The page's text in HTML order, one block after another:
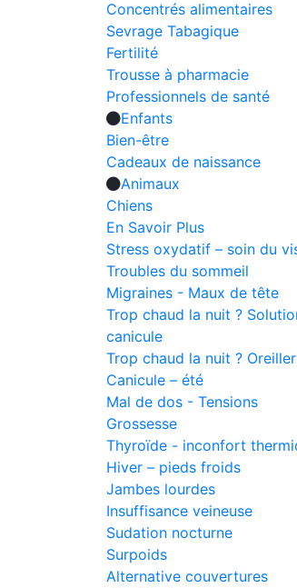
Concentrés alimentaires
Sevrage Tabagique
Fertilité
Trousse à pharmacie
Professionnels de santé
Enfants
Bien-être
Cadeaux de naissance
Animaux
Chiens
En Savoir Plus
Stress oxydatif – soin du
Troubles du sommeil
Migraines - Maux de tête
Trop chaud la nuit ?
canicule
Trop chaud la nuit ?
Canicule – été
Mal de dos - Tensions
Grossesse
Thyroïde - inconfort
Hiver – pieds froids
Jambes lourdes
Insuffisance veineuse
Sudation nocturne
Surpoids
Alternative couvertures